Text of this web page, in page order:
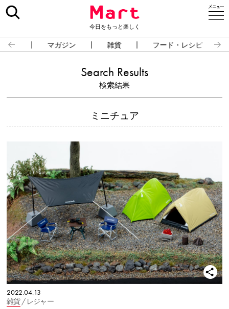
今日をもっと楽しく
占い マガジン 雑貨 フード・レシピ
Search Results
検索結果
ミニチュア
2022.04.13
雑貨/ レジャー